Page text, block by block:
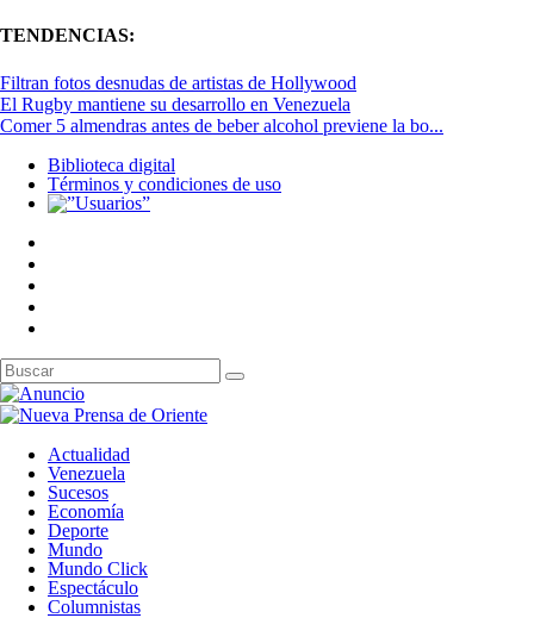
TENDENCIAS:
Filtran fotos desnudas de artistas de Hollywood
El Rugby mantiene su desarrollo en Venezuela
Comer 5 almendras antes de beber alcohol previene la bo...
Biblioteca digital
Términos y condiciones de uso
Actualidad
Venezuela
Sucesos
Economía
Deporte
Mundo
Mundo Click
Espectáculo
Columnistas